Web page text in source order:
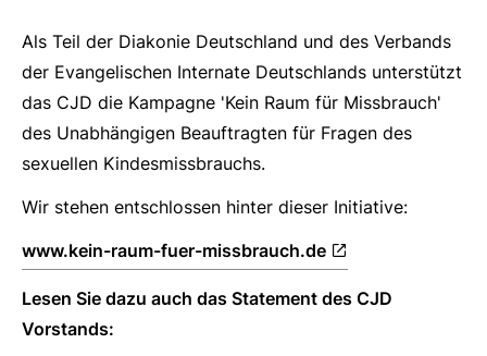
Als Teil der Diakonie Deutschland und des Verbands
der Evangelischen Internate Deutschlands unterstützt
das CJD die Kampagne 'Kein Raum für Missbrauch'
des Unabhängigen Beauftragten für Fragen des
sexuellen Kindesmissbrauchs.
Wir stehen entschlossen hinter dieser Initiative:
www.kein-raum-fuer-missbrauch.de
Lesen Sie dazu auch das Statement des CJD
Vorstands: